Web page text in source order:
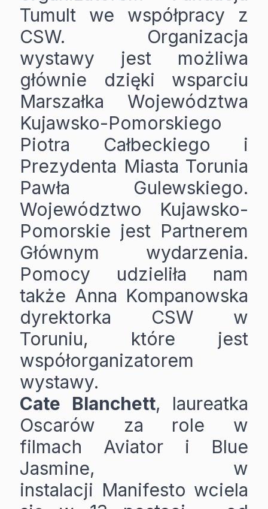
Tumult we współpracy z
CSW. Organizacja
wystawy jest możliwa
głównie dzięki wsparciu
Marszałka Województwa
Kujawsko-Pomorskiego
Piotra Całbeckiego i
Prezydenta Miasta Torunia
Pawła Gulewskiego.
Województwo Kujawsko-
Pomorskie jest Partnerem
Głównym wydarzenia.
Pomocy udzieliła nam
także Anna Kompanowska
dyrektorka CSW w
Toruniu, które jest
współorganizatorem
wystawy.
Cate
Blanchett, laureatka
Oscarów za role w
filmach Aviator i Blue
Jasmine, w
instalacji Manifesto wciela